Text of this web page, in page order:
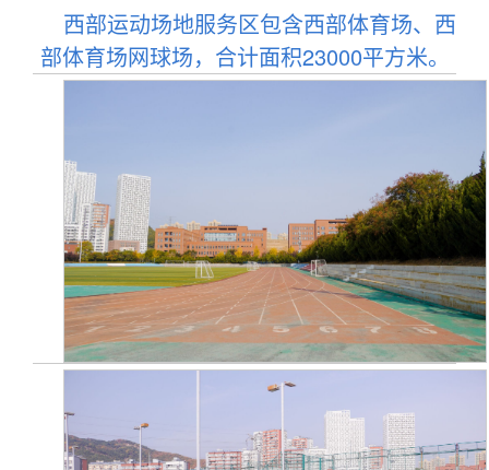
西部运动场地服务区包含西部体育场、西
部体育场网球场，合计面积23000平方米。